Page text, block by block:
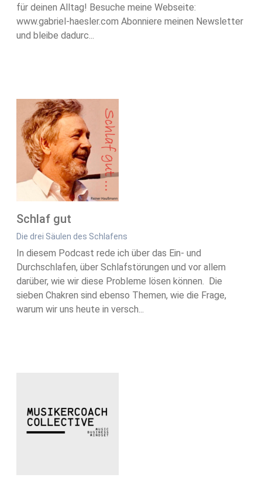
für deinen Alltag! Besuche meine Webseite:
www.gabriel-haesler.com Abonniere meinen Newsletter
und bleibe dadurc...
Schlaf gut
Die drei Säulen des Schlafens
In diesem Podcast rede ich über das Ein- und
Durchschlafen, über Schlafstörungen und vor allem
darüber, wie wir diese Probleme lösen können. Die
sieben Chakren sind ebenso Themen, wie die Frage,
warum wir uns heute in versch...